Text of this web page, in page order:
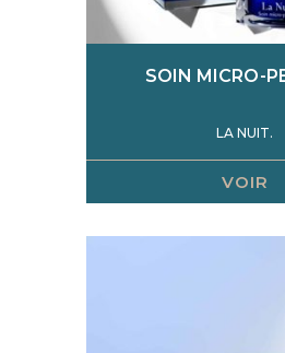
SOIN MICRO-
LA NUIT.
VOIR